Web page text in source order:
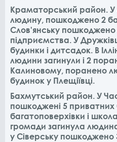
Краматорський район.
людину, пошкоджено 2
Слов'янську пошкоджено
підприємства. У
будинки і дитсадок. В
людини загинули і 2
Калиновому, поранено
будинок у Плещіївці.
Бахмутський район. У
пошкоджені 5 приватних
багатоповерхівки і
громади загинула
у Сіверську пошкоджено